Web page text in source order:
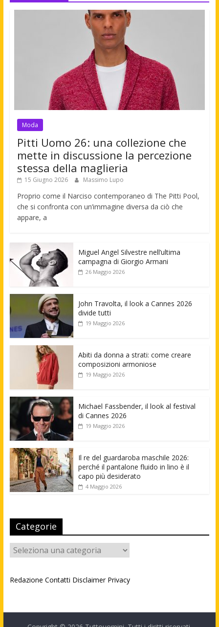
Moda
Pitti Uomo 26: una collezione che
mette in discussione la percezione
stessa della maglieria
15 Giugno 2026 Massimo Lupo
Proprio come il Narciso contemporaneo di The Pitti Pool,
che si confronta con un’immagine diversa da ciò che
appare, a
Miguel Angel Silvestre nell’ultima
campagna di Giorgio Armani
26 Maggio 2026
John Travolta, il look a Cannes 2026
divide tutti
19 Maggio 2026
Abiti da donna a strati: come creare
composizioni armoniose
19 Maggio 2026
Michael Fassbender, il look al festival
di Cannes 2026
19 Maggio 2026
Il re del guardaroba maschile 2026:
perché il pantalone fluido in lino è il
capo più desiderato
4 Maggio 2026
Categorie
Categorie
Redazione Contatti Disclaimer Privacy